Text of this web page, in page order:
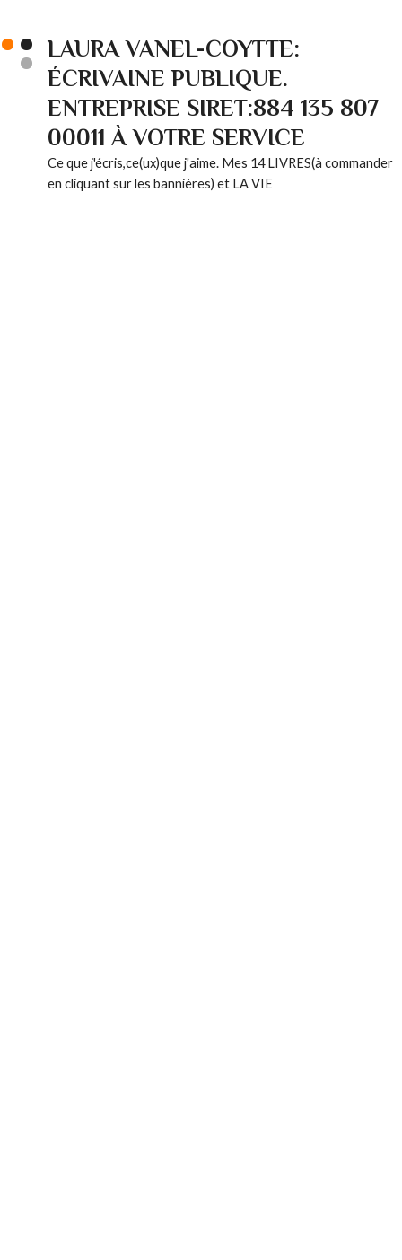
LAURA VANEL-COYTTE:
ÉCRIVAINE PUBLIQUE.
ENTREPRISE SIRET:884 135 807
00011 À VOTRE SERVICE
Ce que j'écris,ce(ux)que j'aime. Mes 14 LIVRES(à commander
en cliquant sur les bannières) et LA VIE